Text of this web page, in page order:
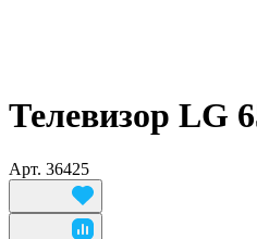
Телевизор LG
Арт. 36425